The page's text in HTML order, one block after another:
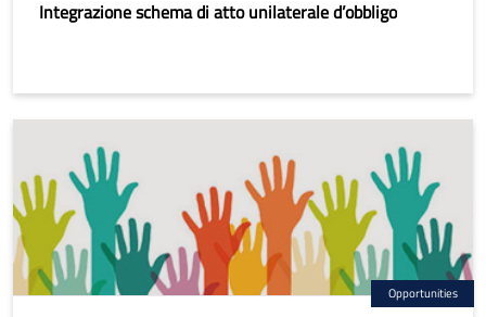
Integrazione schema di atto unilaterale d’obbligo
Opportunities